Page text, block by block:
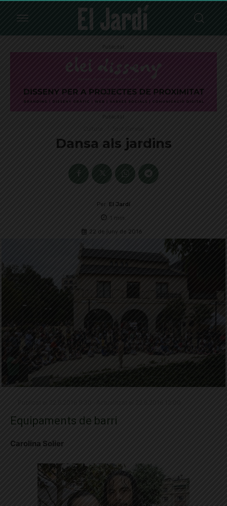
Publicitat
Publicitat
Dansa als jardins
Per El Jardí
1 min.
22 de juny de 2016
Equipaments de barri
Carolina Solier